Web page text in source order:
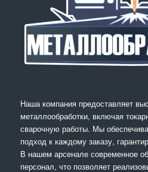
Наша компания предоставляет
металлообработки, включая
сварочную работы. Мы
подход к каждому заказу,
В нашем арсенале современное
персонал, что позволяет